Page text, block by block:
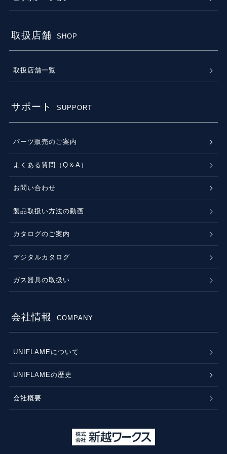
取扱店舗 SHOP
取扱店舗一覧
サポート SUPPORT
パーツ販売のご案内
よくある質問（Q＆A）
お問い合わせ
製品取扱い方法の動画
カタログのご案内
デジタルカタログ
ガス器具の取扱い
会社情報 COMPANY
UNIFLAMEについて
UNIFLAMEの歴史
会社概要